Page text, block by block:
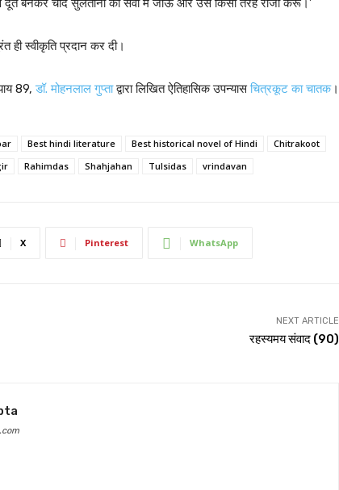
दूत बनकर चाँद सुलताना की सेवा में जाऊँ और उसे किसी तरह राजी करूँ।’
ही स्वीकृति प्रदान कर दी।
89,डॉ. मोहनलाल गुप्ताद्वारा लिखित ऐतिहासिक उपन्यासचित्रकूट का चातक।
Best hindi literature Best historical novel of Hindi
Chitrakoot
Rahimdas Shahjahan Tulsidas vrindavan
X Pinterest WhatsApp
NEXT ARTICLE
रहस्यमय संवाद (90)